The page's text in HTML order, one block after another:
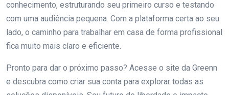
conhecimento, estruturando seu primeiro curso e testando
com uma audiência pequena. Com a plataforma certa ao seu
lado, o caminho para trabalhar em casa de forma profissional
fica muito mais claro e eficiente.
Pronto para dar o próximo passo? Acesse o site da Greenn
e descubra como criar sua conta para explorar todas as